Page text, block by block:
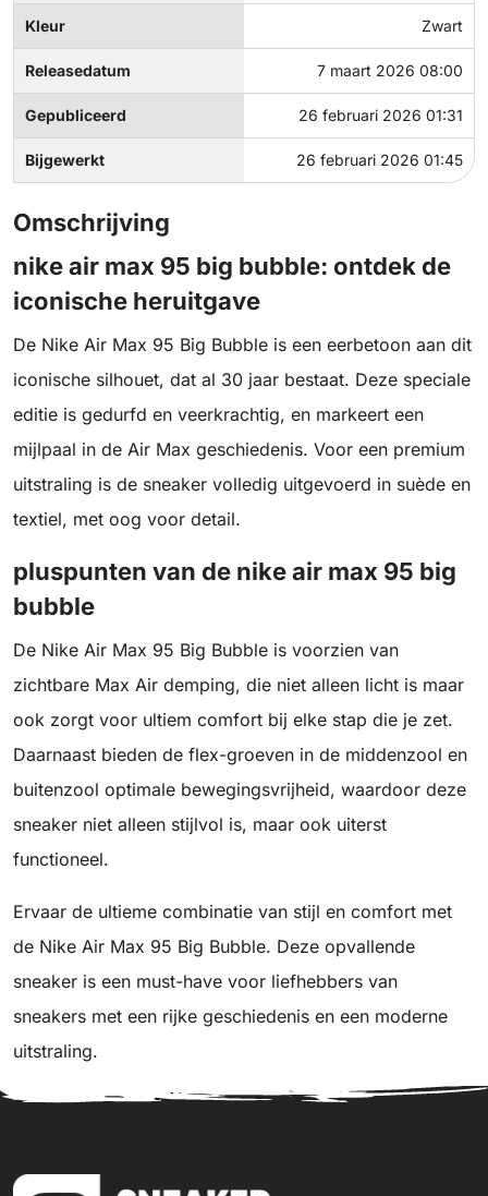
Kleur Zwart
Releasedatum 7 maart 2026 08:00
Gepubliceerd 26 februari 2026 01:31
Bijgewerkt 26 februari 2026 01:45
Omschrijving
nike air max 95 big bubble: ontdek de
iconische heruitgave
De Nike Air Max 95 Big Bubble is een eerbetoon aan dit
iconische silhouet, dat al 30 jaar bestaat. Deze speciale
editie is gedurfd en veerkrachtig, en markeert een
mijlpaal in de Air Max geschiedenis. Voor een premium
uitstraling is de sneaker volledig uitgevoerd in suède en
textiel, met oog voor detail.
pluspunten van de nike air max 95 big
bubble
De Nike Air Max 95 Big Bubble is voorzien van
zichtbare Max Air demping, die niet alleen licht is maar
ook zorgt voor ultiem comfort bij elke stap die je zet.
Daarnaast bieden de flex-groeven in de middenzool en
buitenzool optimale bewegingsvrijheid, waardoor deze
sneaker niet alleen stijlvol is, maar ook uiterst
functioneel.
Ervaar de ultieme combinatie van stijl en comfort met
de Nike Air Max 95 Big Bubble. Deze opvallende
sneaker is een must-have voor liefhebbers van
sneakers met een rijke geschiedenis en een moderne
uitstraling.